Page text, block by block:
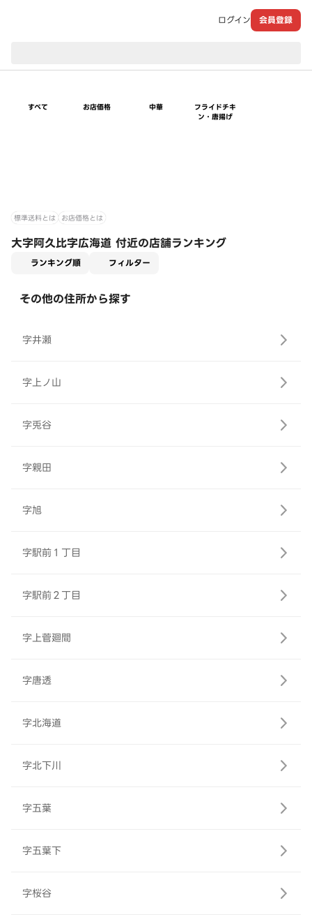
ログイン 会員登録
すべて お店価格 中華
フライドチキ
ン・唐揚げ
標準送料とは お店価格とは
大字阿久比字広海道 付近の店舗ランキング
ランキング順 フィルター
その他の住所から探す
字井瀬
字上ノ山
字兎谷
字親田
字旭
字駅前１丁目
字駅前２丁目
字上菅廻間
字唐透
字北海道
字北下川
字五葉
字五葉下
字桜谷